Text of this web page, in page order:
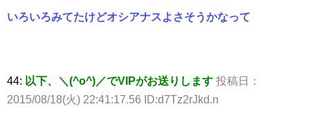
いろいろみてたけどオシアナスよさそうかなって
44: 以下、＼(^o^)／でVIPがお送りします 投稿日：
2015/08/18(火) 22:41:17.56 ID:d7Tz2rJkd.n